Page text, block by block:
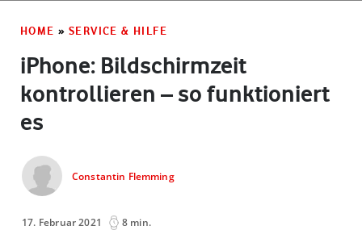
HOME » SERVICE & HILFE
iPhone: Bildschirmzeit
kontrollieren – so funktioniert
es
Constantin Flemming
17. Februar 2021 8 min.